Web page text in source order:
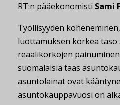
RT:n pääekonomisti Sami
Työllisyyden
luottamuksen korkea taso
reaalikorkojen
suomalaisia taas
asuntolainat ovat
asuntokauppavuosi on